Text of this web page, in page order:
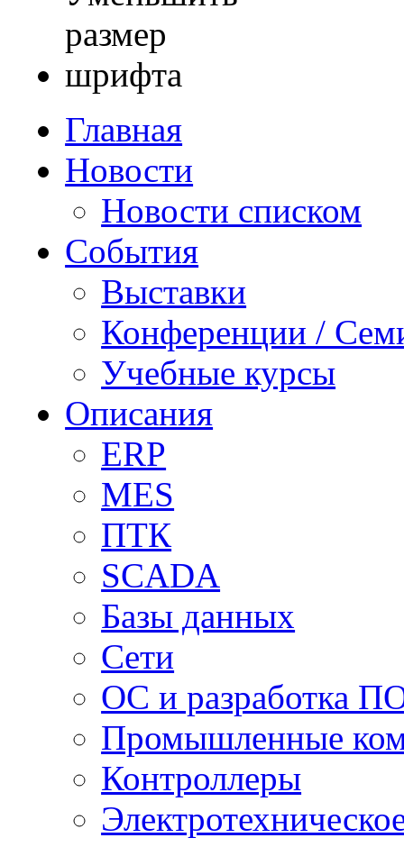
Главная
Новости
Новости списком
События
Выставки
Конференции /
Учебные курсы
Описания
ERP
MES
ПТК
SCADA
Базы данных
Сети
ОС и разработка
Промышленные
Контроллеры